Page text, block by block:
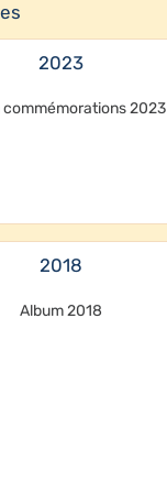
2023
commémorations 2023
2018
Album 2018